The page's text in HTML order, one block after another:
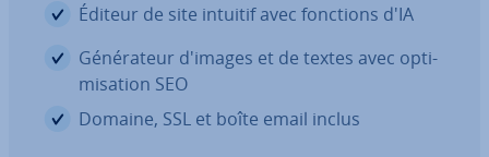
Éditeur de site intuitif avec fonctions d'IA
Gé­né­ra­teur d'images et de textes avec op­ti­
mi­sa­tion SEO
Domaine, SSL et boîte email inclus